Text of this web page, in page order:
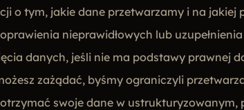
o tym, jakie dane przetwarzamy i na jakiej
nieprawidłowych lub
danych, jeśli nie ma podstawy prawnej
zażądać, byśmy ograniczyli
swoje dane w